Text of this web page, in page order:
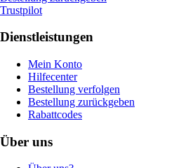
Trustpilot
Dienstleistungen
Mein Konto
Hilfecenter
Bestellung verfolgen
Bestellung zurückgeben
Rabattcodes
Über uns